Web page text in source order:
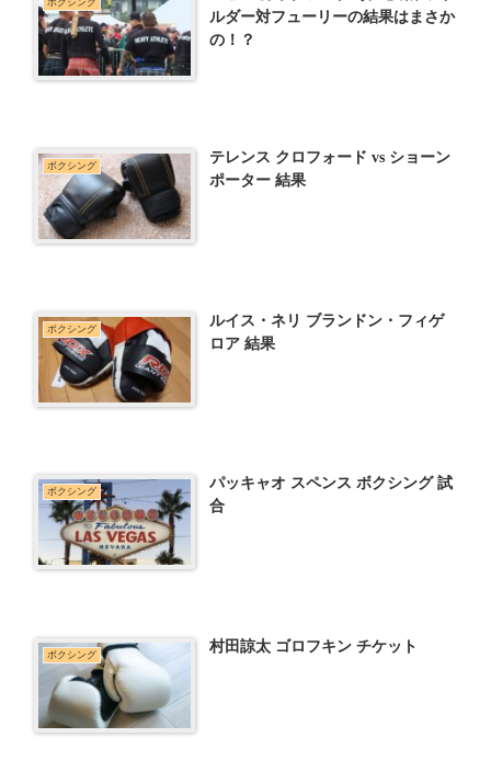
ボクシング
ルダー対フューリーの結果はまさか
の！？
ボクシング
テレンス クロフォード vs ショーン
ポーター 結果
ボクシング
ルイス・ネリ ブランドン・フィゲ
ロア 結果
ボクシング
パッキャオ スペンス ボクシング 試
合
ボクシング 村田諒太 ゴロフキン チケット